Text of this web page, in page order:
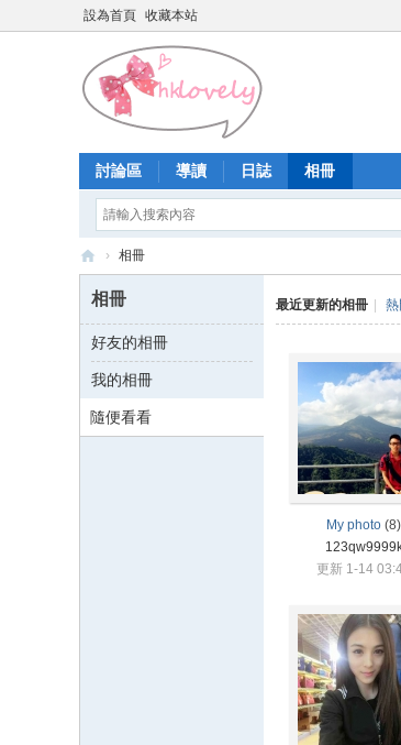
設為首頁 收藏本站
討論區 導讀 日誌 相冊
香
少
女
論
› 相冊
相冊
好友的相冊
我的相冊
隨便看看
最近更新的相冊
My photo (8)
更新 1-14